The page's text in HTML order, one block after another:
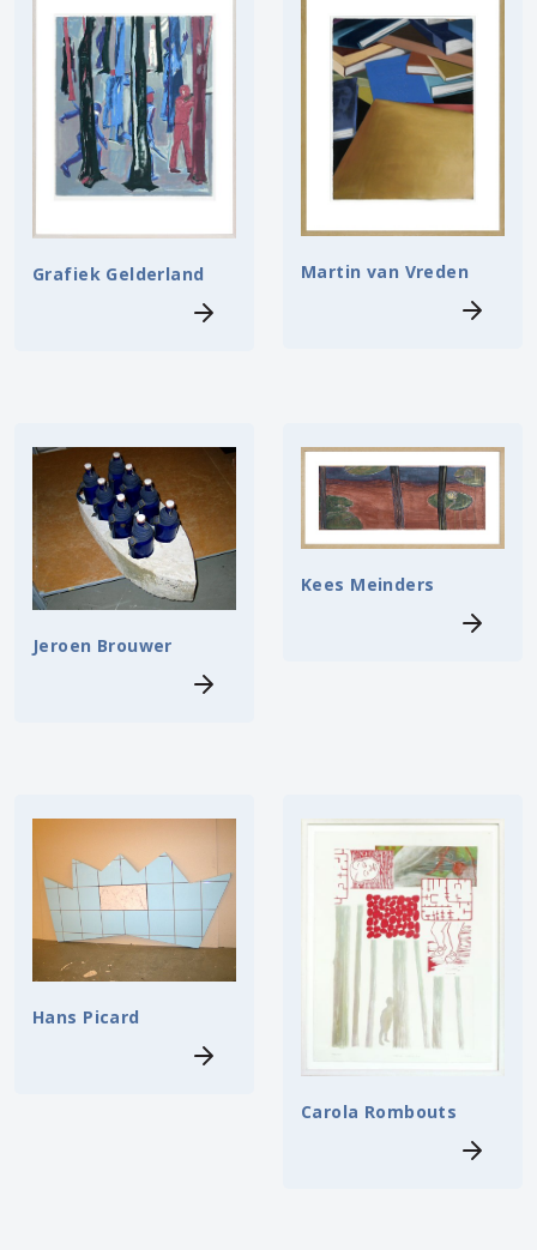
Grafiek Gelderland Martin van Vreden
Jeroen Brouwer
Kees Meinders
Hans Picard
Carola Rombouts